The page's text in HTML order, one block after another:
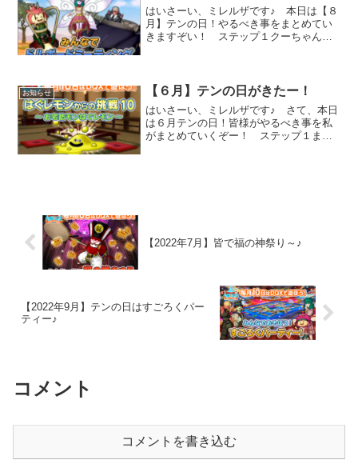
はいさーい、ミレルザです♪ 本日は【８
月】テンの日！やるべき事をまとめてい
きますぞい！ ステップ１クーちゃんか
月10日（月） ...
お知らせ 【６月】テンの日がきたー！
はいさーい、ミレルザです♪ さて、本日
は６月テンの日！皆様がやるべき事を私
がまとめていくぞー！ ステップ１まず
【2022年7月】皆で福の神祭り～♪
【2022年9月】テンの日はすごろくパー
ティー♪
コメント
コメントを書き込む